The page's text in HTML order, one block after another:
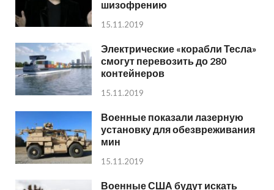
шизофрению
15.11.2019
Электрические «корабли Тесла»
смогут перевозить до 280
контейнеров
15.11.2019
Военные показали лазерную
установку для обезвреживания
мин
15.11.2019
Военные США будут искать